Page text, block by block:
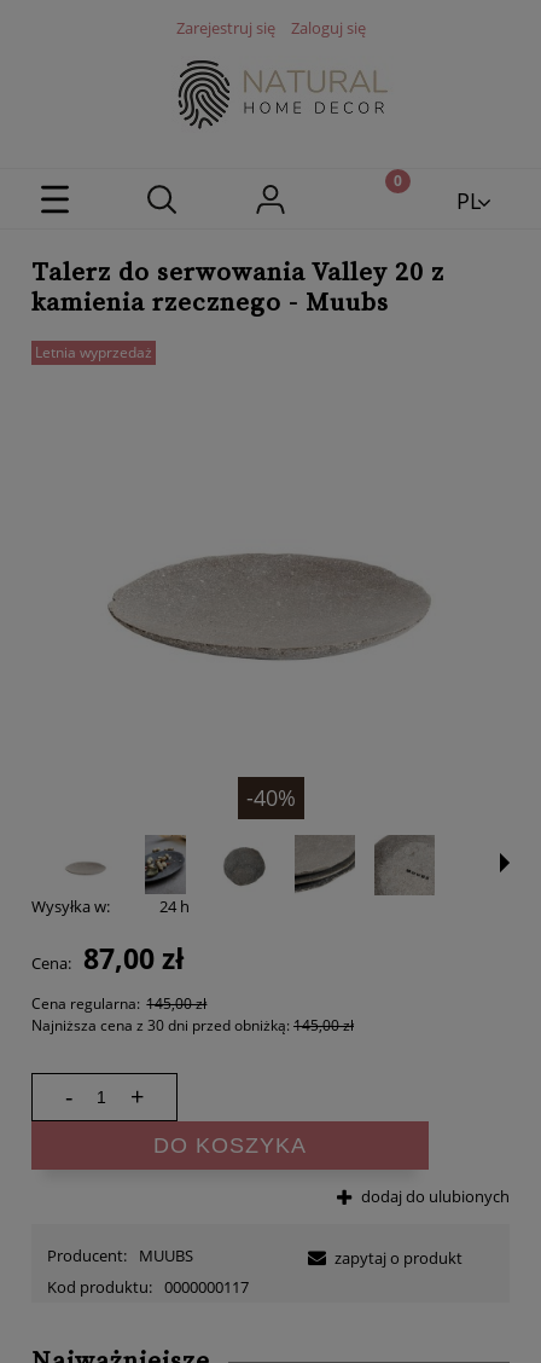
Zarejestruj się Zaloguj się
PL
Talerz do serwowania Valley 20 z
kamienia rzecznego - Muubs
Letnia wyprzedaż
-40%
Wysyłka w: 24 h
Cena: 87,00 zł
Cena regularna: 145,00 zł
Najniższa cena z 30 dni przed obniżką: 145,00 zł
- +
DO KOSZYKA
dodaj do ulubionych
Producent:
MUUBS
Kod produktu: 0000000117
zapytaj o produkt